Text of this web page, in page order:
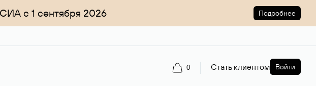
с 1 сентября 2026 Подробнее
0 Стать клиентом Войти